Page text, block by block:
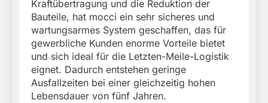
Kraftübertragung und die Reduktion der
Bauteile, hat mocci ein sehr sicheres und
wartungsarmes System geschaffen, das für
gewerbliche Kunden enorme Vorteile bietet
und sich ideal für die Letzten-Meile-Logistik
eignet. Dadurch entstehen geringe
Ausfallzeiten bei einer gleichzeitig hohen
Lebensdauer von fünf Jahren.